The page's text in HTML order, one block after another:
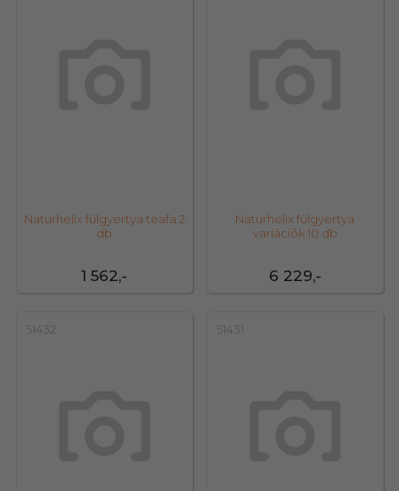
1 562,-
Naturhelix fülgyertya teafa 2
db
6 229,-
Naturhelix fülgyertya
variációk 10 db
51432 51431